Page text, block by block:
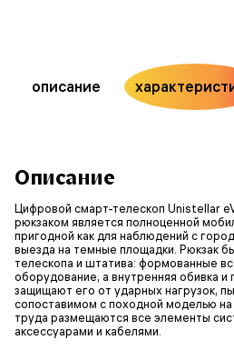
описание
Описание
Цифровой смарт-телескоп Unistellar
рюкзаком является полноценной
пригодной как для наблюдений с
выезда на темные площадки. Рюкзак
телескопа и штатива: формованные
оборудование, а внутренняя обивка
защищают его от ударных нагрузок,
сопоставимом с походной моделью на
труда размещаются все элементы
аксессуарами и кабелями.